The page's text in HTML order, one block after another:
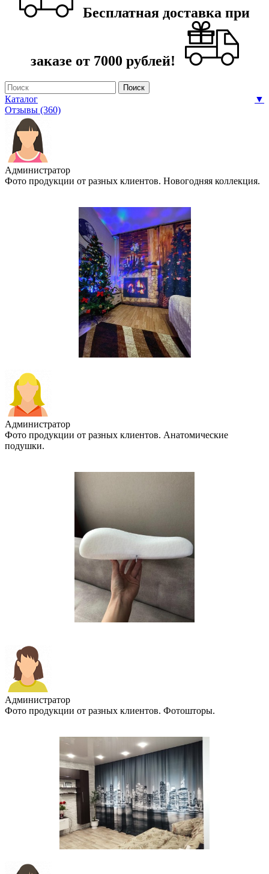
Бесплатная доставка при
заказе от 7000 рублей!
Каталог
▼
Отзывы (360)
Администратор
Фото продукции от разных клиентов. Новогодняя коллекция.
Администратор
Фото продукции от разных клиентов. Анатомические
подушки.
Администратор
Фото продукции от разных клиентов. Фотошторы.